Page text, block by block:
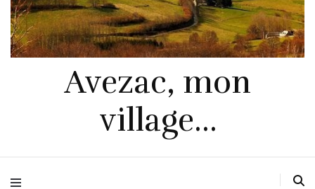
Avezac, mon
village…